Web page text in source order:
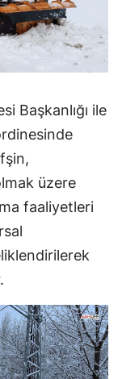
Başkanlığı ile
üzere
faaliyetleri